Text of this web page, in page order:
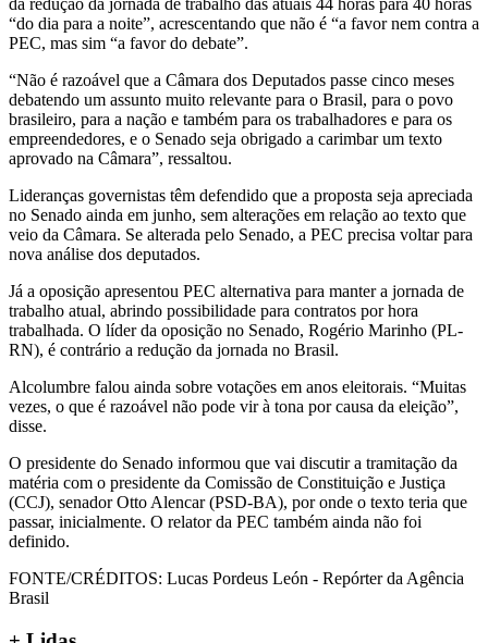
da redução da jornada de trabalho das atuais 44 horas para 40 horas
“do dia para a noite”, acrescentando que não é “a favor nem contra a
PEC, mas sim “a favor do debate”.
“Não é razoável que a Câmara dos Deputados passe cinco meses
debatendo um assunto muito relevante para o Brasil, para o povo
brasileiro, para a nação e também para os trabalhadores e para os
empreendedores, e o Senado seja obrigado a carimbar um texto
aprovado na Câmara”, ressaltou.
Lideranças governistas têm defendido que a proposta seja apreciada
no Senado ainda em junho, sem alterações em relação ao texto que
veio da Câmara. Se alterada pelo Senado, a PEC precisa voltar para
nova análise dos deputados.
Já a oposição apresentou PEC alternativa para manter a jornada de
trabalho atual, abrindo possibilidade para contratos por hora
trabalhada. O líder da oposição no Senado, Rogério Marinho (PL-
RN), é contrário a redução da jornada no Brasil.
Alcolumbre falou ainda sobre votações em anos eleitorais. “Muitas
vezes, o que é razoável não pode vir à tona por causa da eleição”,
disse.
O presidente do Senado informou que vai discutir a tramitação da
matéria com o presidente da Comissão de Constituição e Justiça
(CCJ), senador Otto Alencar (PSD-BA), por onde o texto teria que
passar, inicialmente. O relator da PEC também ainda não foi
definido.
FONTE/CRÉDITOS: Lucas Pordeus León - Repórter da Agência
Brasil